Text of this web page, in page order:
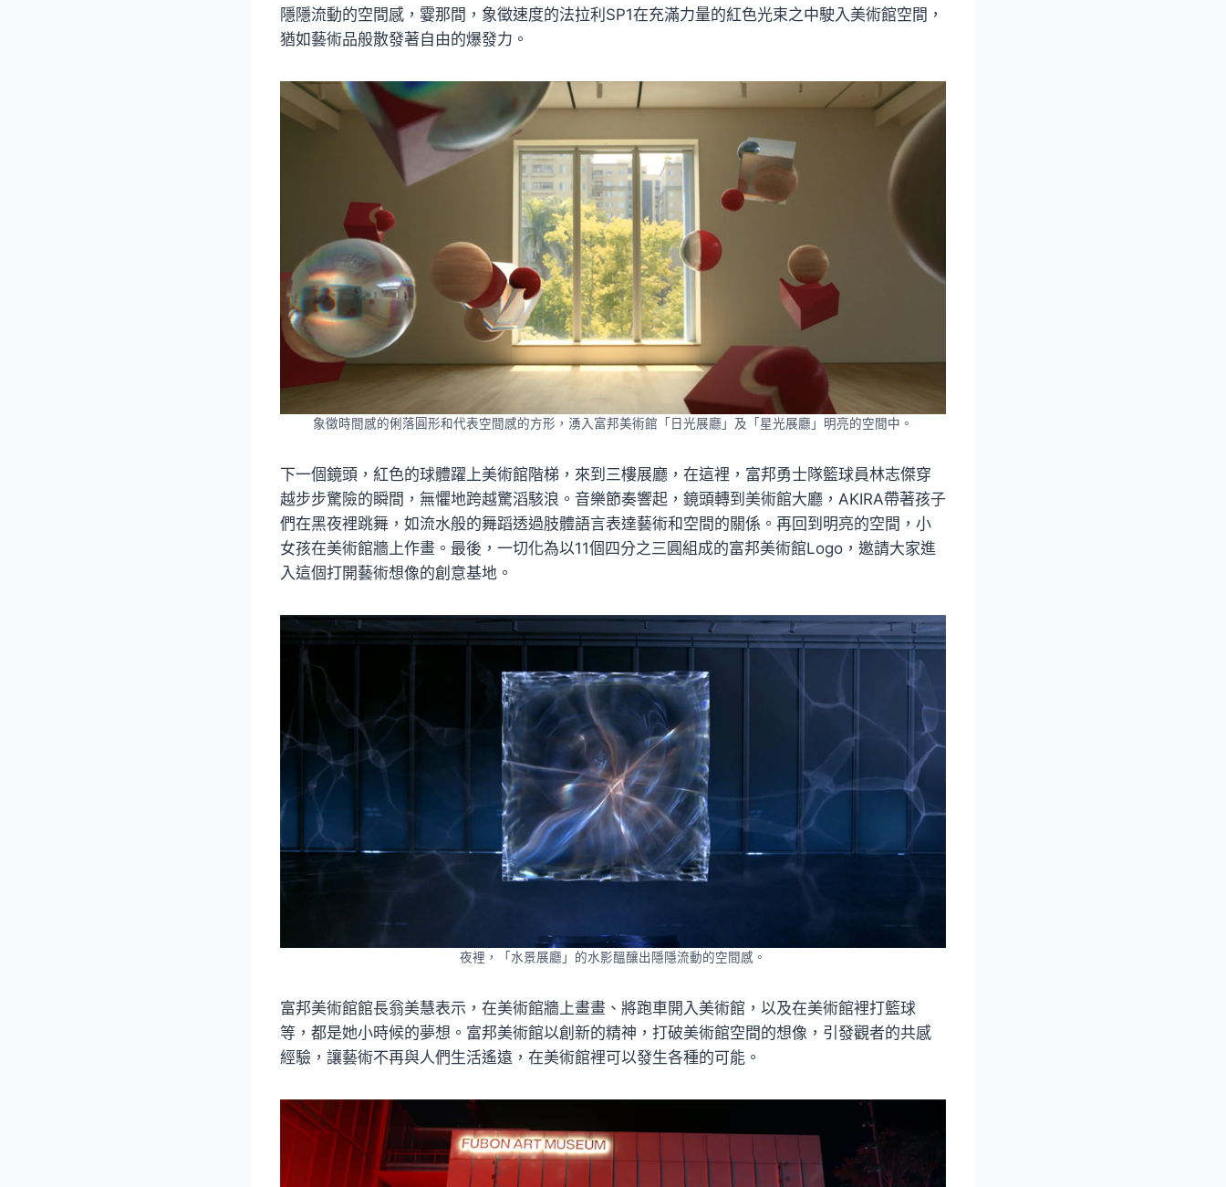
隱隱流動的空間感，霎那間，象徵速度的法拉利SP1在充滿力量的紅色光束之中駛入美術館空間，
猶如藝術品般散發著自由的爆發力。
象徵時間感的俐落圓形和代表空間感的方形，湧入富邦美術館「日光展廳」及「星光展廳」明亮的空間中。
下一個鏡頭，紅色的球體躍上美術館階梯，來到三樓展廳，在這裡，富邦勇士隊籃球員林志傑穿
越步步驚險的瞬間，無懼地跨越驚滔駭浪。音樂節奏響起，鏡頭轉到美術館大廳，AKIRA帶著孩子
們在黑夜裡跳舞，如流水般的舞蹈透過肢體語言表達藝術和空間的關係。再回到明亮的空間，小
女孩在美術館牆上作畫。最後，一切化為以11個四分之三圓組成的富邦美術館Logo，邀請大家進
入這個打開藝術想像的創意基地。
夜裡，「水景展廳」的水影醞釀出隱隱流動的空間感。
富邦美術館館長翁美慧表示，在美術館牆上畫畫、將跑車開入美術館，以及在美術館裡打籃球
等，都是她小時候的夢想。富邦美術館以創新的精神，打破美術館空間的想像，引發觀者的共感
經驗，讓藝術不再與人們生活遙遠，在美術館裡可以發生各種的可能。